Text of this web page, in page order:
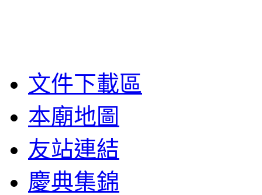
文件下載區
本廟地圖
友站連結
慶典集錦